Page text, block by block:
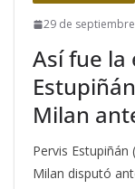
29 de
Así fue la
Milan
Pervis
Milan disputó